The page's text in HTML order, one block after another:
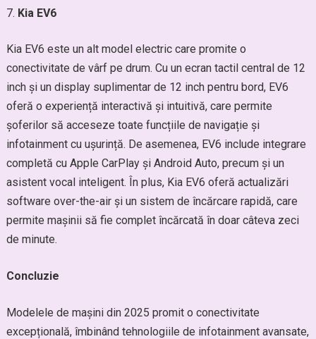
Kia EV6
Kia EV6 este un alt model electric care promite o
conectivitate de vârf pe drum. Cu un ecran tactil central de 12
inch și un display suplimentar de 12 inch pentru bord, EV6
oferă o experiență interactivă și intuitivă, care permite
șoferilor să acceseze toate funcțiile de navigație și
infotainment cu ușurință. De asemenea, EV6 include integrare
completă cu Apple CarPlay și Android Auto, precum și un
asistent vocal inteligent. În plus, Kia EV6 oferă actualizări
software over-the-air și un sistem de încărcare rapidă, care
permite mașinii să fie complet încărcată în doar câteva zeci
de minute.
Concluzie
Modelele de mașini din 2025 promit o conectivitate
excepțională, îmbinând tehnologiile de infotainment avansate,